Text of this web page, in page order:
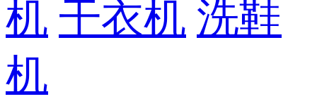
机 干衣机 洗鞋
机